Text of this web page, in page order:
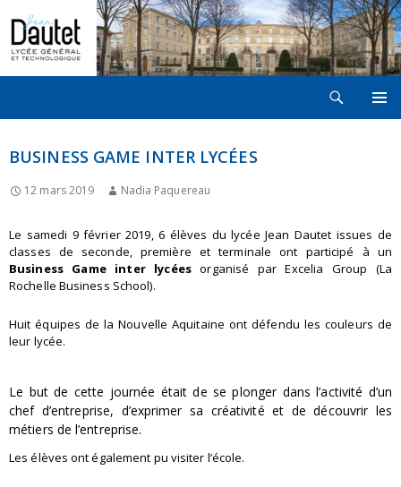
CONTENU
BUSINESS GAME INTER LYCÉES
12 mars 2019 Nadia Paquereau
Le samedi 9 février 2019, 6 élèves du lycée Jean Dautet issues de
classes de seconde, première et terminale ont participé à un
Business Game inter lycéesorganisé par Excelia Group (La
Rochelle Business School).
Huit équipes de la Nouvelle Aquitaine ont défendu les couleurs de
leur lycée.
Le but de cette journée était de se plonger dans l’activité d’un
chef d’entreprise, d’exprimer sa créativité et de découvrir les
métiers de l’entreprise.
Les élèves ont également pu visiter l’école.